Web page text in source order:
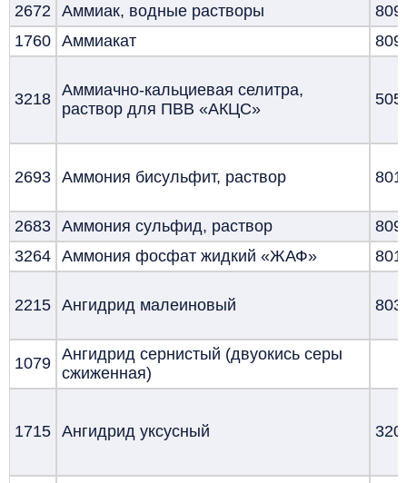
2672 Аммиак, водные растворы
809
1760 Аммиакат 809
3218 Аммиачно-кальциевая селитра,
раствор для ПВВ «АКЦС»
505
2693 Аммония бисульфит, раствор 801
2683 Аммония сульфид, раствор
809
3264 Аммония фосфат жидкий «ЖАФ» 801
2215 Ангидрид малеиновый 803
1079 Ангидрид сернистый (двуокись серы
сжиженная)
1715 Ангидрид уксусный 320